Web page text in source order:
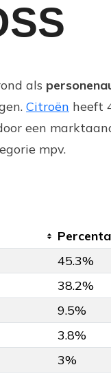
als
Citroën heeft
een
mpv.
45.3%
38.2%
9.5%
3.8%
3%